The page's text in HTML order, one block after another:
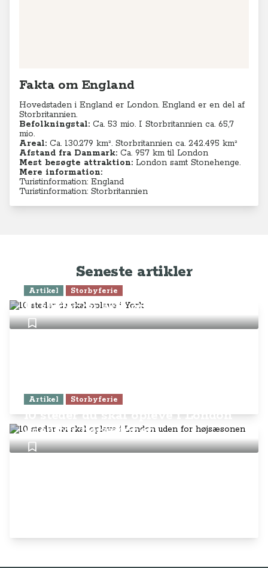
Fakta om England
Hovedstaden i England er London. England er en del af
Storbritannien.
Befolkningstal: Ca. 53 mio. I Storbritannien ca. 65,7
mio.
Areal: Ca. 130.279 km². Storbritannien ca. 242.495 km²
Afstand fra Danmark: Ca. 957 km til London
Mest besøgte attraktion: London samt Stonehenge.
Mere information:
Turistinformation: England
Turistinformation: Storbritannien
Seneste artikler
Artikel Storbyferie
10 steder du skal opleve i York
Artikel Storbyferie
10 steder du skal opleve i London
uden for højsæsonen